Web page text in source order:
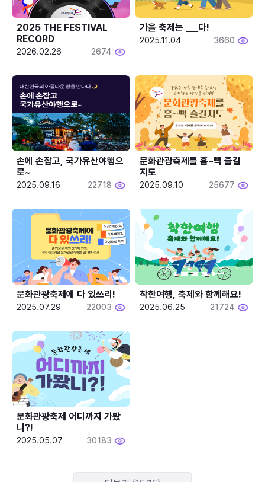
2025 THE FESTIVAL
RECORD
2026.02.26 2674
2025.11.04 3660
손에 손잡고, 국가유산야행으
로~
2025.09.16 22718
문화관광축제를 흠~뻑 즐길
지도
2025.09.10 25677
문화관광축제에 다 있쓰리!
2025.07.29 22003
착한여행, 축제와 함께해요!
2025.06.25 21724
문화관광축제 어디까지 가봤
니?!
2025.05.07 30183